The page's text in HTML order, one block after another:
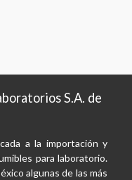
S.A. de
a la importación y
para laboratorio.
algunas de las más